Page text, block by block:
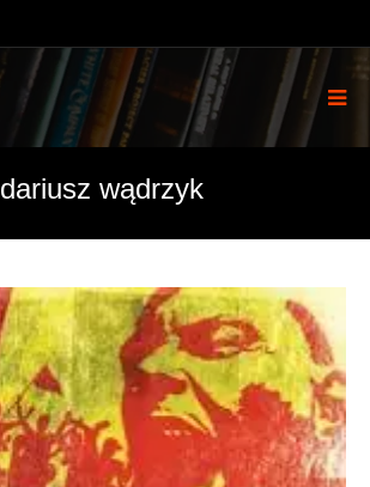
dariusz wądrzyk